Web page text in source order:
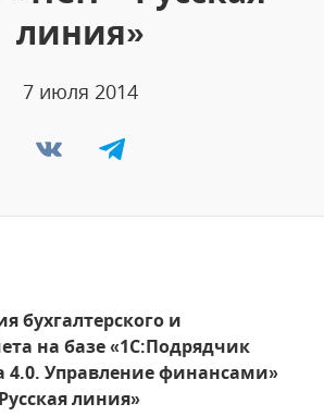
линия»
7 июля 2014
бухгалтерского и
на базе «1С:Подрядчик
4.0. Управление финансами»
линия»